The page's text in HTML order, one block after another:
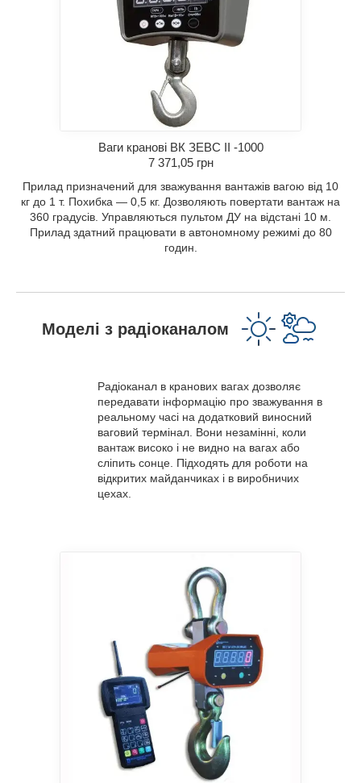
Ваги кранові ВК ЗЕВС II -1000
7 371,05 грн
Прилад призначений для зважування вантажів вагою від 10
кг до 1 т. Похибка — 0,5 кг. Дозволяють повертати вантаж на
360 градусів. Управляються пультом ДУ на відстані 10 м.
Прилад здатний працювати в автономному режимі до 80
годин.
Моделі з радіоканалом
Радіоканал в кранових вагах дозволяє
передавати інформацію про зважування в
реальному часі на додатковий виносний
ваговий термінал. Вони незамінні, коли
вантаж високо і не видно на вагах або
сліпить сонце. Підходять для роботи на
відкритих майданчиках і в виробничих
цехах.